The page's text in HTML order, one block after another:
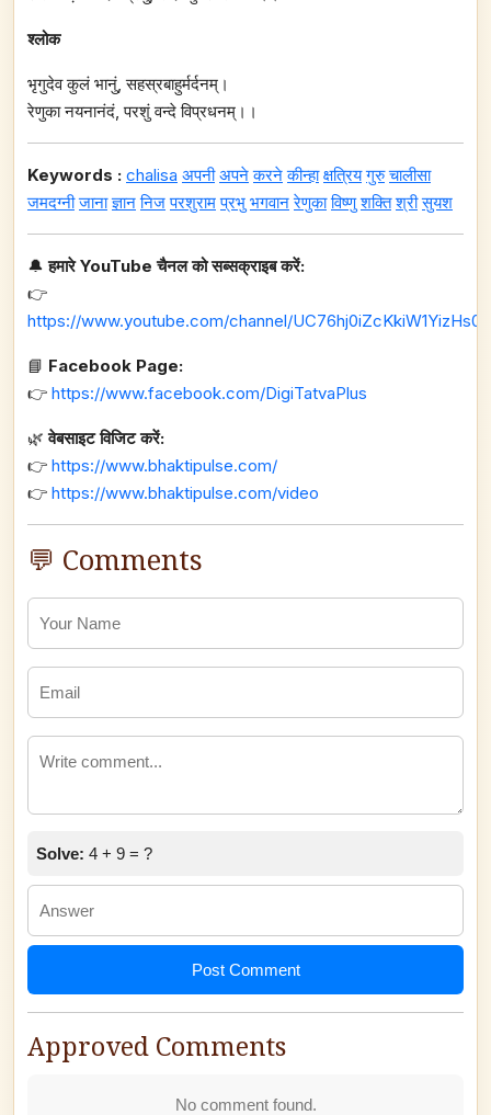
श्लोक
भृगुदेव कुलं भानुं, सहस्रबाहुर्मर्दनम्।
रेणुका नयनानंदं, परशुं वन्दे विप्रधनम्।।
Keywords : chalisa अपनी अपने करने कीन्हा क्षत्रिय गुरु चालीसा
जमदग्नी जाना ज्ञान निज परशुराम प्रभु भगवान रेणुका विष्णु शक्ति श्री सुयश
🔔हमारे YouTube चैनल को सब्सक्राइब करें:
👉
https://www.youtube.com/channel/
📘 Facebook Page:
👉 https://www.facebook.com/DigiTatvaPlus
🌿वेबसाइट विजिट करें:
👉 https://www.bhaktipulse.com/
👉 https://www.bhaktipulse.com/video
💬 Comments
Solve: 4 + 9 = ?
Post Comment
Approved Comments
No comment found.